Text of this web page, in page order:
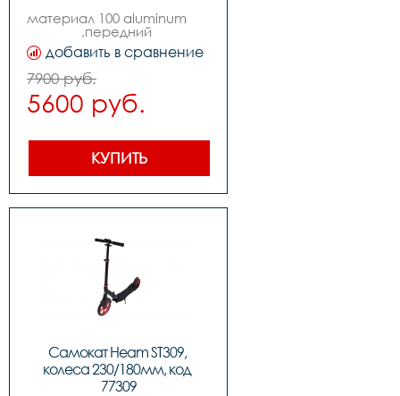
материал 100 aluminum
,передний
амортизатор,колеса:
180mm pu,нагрузка: 100kgs
,подшипники: abec-7
carbon steel
,вес 3.8kg
добавить в сравнение
7900 руб.
5600 руб.
КУПИТЬ
Самокат Heam ST309,
колеса 230/180мм, код
77309